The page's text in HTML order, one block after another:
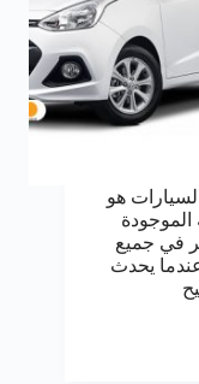
هو
في جميع
يحدث